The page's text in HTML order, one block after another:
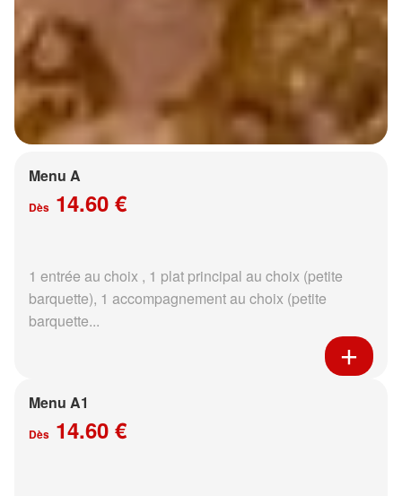
Menu A
Dès 14.60 €
1 entrée au choix , 1 plat principal au choix (petite
barquette), 1 accompagnement au choix (petite
barquette...
Menu A1
Dès 14.60 €